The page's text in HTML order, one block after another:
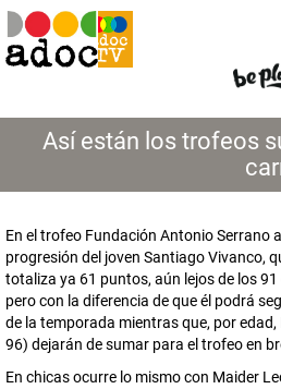
Así están los trofeos
En el trofeo Fundación Antonio Serrano
progresión del joven Santiago Vivanco,
totaliza ya 61 puntos, aún lejos de los
pero con la diferencia de que él podrá
de la temporada mientras que, por
96) dejarán de sumar para el trofeo en
En chicas ocurre lo mismo con Maider